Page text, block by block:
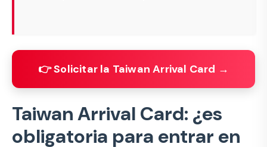
👉 Solicitar la Taiwan Arrival Card →
Taiwan Arrival Card: ¿es
obligatoria para entrar en